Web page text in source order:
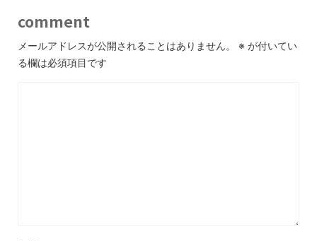
comment
メールアドレスが公開されることはありません。 ※ が付いてい
る欄は必須項目です